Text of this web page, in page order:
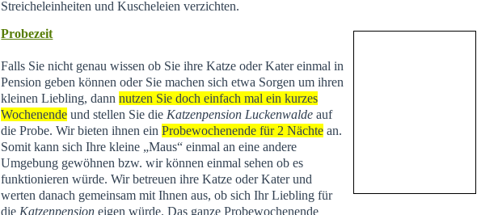
Streicheleinheiten und Kuscheleien verzichten.
Probezeit
Falls Sie nicht genau wissen ob Sie ihre Katze oder Kater einmal in
Pension geben können oder Sie machen sich etwa Sorgen um ihren
kleinen Liebling, dannnutzen Sie doch einfach mal ein kurzes
Wochenende und stellen Sie die Katzenpension Luckenwalde auf
die Probe. Wir bieten ihnen einProbewochenende für 2 Nächte an.
Somit kann sich Ihre kleine „Maus“ einmal an eine andere
Umgebung gewöhnen bzw. wir können einmal sehen ob es
funktionieren würde. Wir betreuen ihre Katze oder Kater und
werten danach gemeinsam mit Ihnen aus, ob sich Ihr Liebling für
die Katzenpension eigen würde. Das ganze Probewochenende